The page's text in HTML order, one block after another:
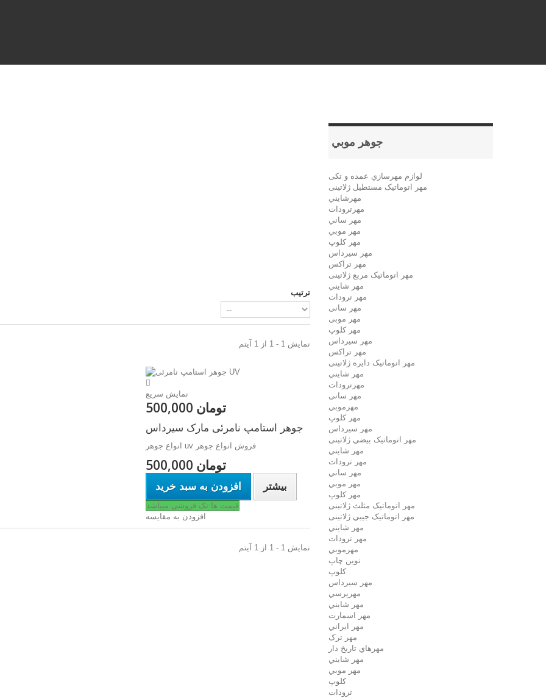
جوهر موبي
لوازم مهرسازي عمده و تکی
مهر اتوماتیک مستطيل ژلاتینی
مهرشايني
مهرترودات
مهر ساني
مهر موبي
مهر كلوپ
مهر سيرداس
مهر تراکس
مهر اتوماتیک مربع ژلاتینی
مهر شايني
مهر ترودات
مهر سانی
مهر موبی
مهر كلوپ
مهر سيرداس
مهر تراکس
مهر اتوماتیک دايره ژلاتینی
مهر شايني
مهرترودات
مهر سانی
مهرموبي
مهر كلوپ
مهر سيرداس
مهر اتوماتیک بيضي ژلاتینی
مهر شايني
مهر ترودات
مهر ساني
مهر موبي
مهر كلوپ
مهر اتوماتیک مثلث ژلاتینی
مهر اتوماتیک جيبي ژلاتینی
مهر شايني
مهر ترودات
مهرموبي
نوين چاپ
کلوپ
مهر سيرداس
مهرپرسي
مهر شايني
مهر اسمارت
مهر ايراني
مهر ترک
مهرهاي تاريخ دار
مهر شايني
مهر موبي
کلوپ
ترودات
ترتیب
نمایش 1 - 1 از 1 آیتم
نمایش سریع
500,000 تومان
جوهر استامپ نامرئی مارک سیرداس
انواع جوهر uv فروش انواع جوهر
500,000 تومان
افزودن به سبد خرید بیشتر
قیمت ها تک فروشی میباشد
افزودن به مقایسه
نمایش 1 - 1 از 1 آیتم